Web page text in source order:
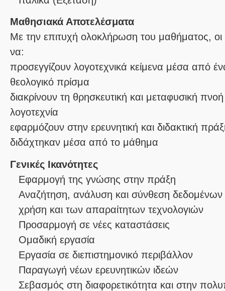
Μαθησιακά Αποτελέσματα
Με την επιτυχή ολοκλήρωση του μαθήματος, οι
να:
προσεγγίζουν λογοτεχνικά κείμενα μέσα από
θεολογικό πρίσμα
διακρίνουν τη θρησκευτική και μεταφυσική
λογοτεχνία
εφαρμόζουν στην ερευνητική και διδακτική
διδάχτηκαν μέσα από το μάθημα
Γενικές Ικανότητες
Εφαρμογή της γνώσης στην πράξη
Αναζήτηση, ανάλυση και σύνθεση
χρήση και των απαραίτητων τεχνολογιών
Προσαρμογή σε νέες καταστάσεις
Ομαδική εργασία
Εργασία σε διεπιστημονικό περιβάλλον
Παραγωγή νέων ερευνητικών ιδεών
Σεβασμός στη διαφορετικότητα και στην